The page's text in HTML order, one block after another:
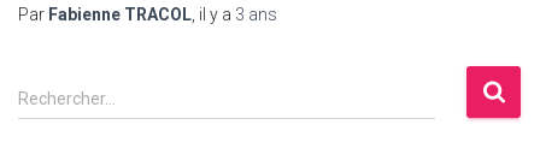
Par Fabienne TRACOL , il y a 3 ans
R
e
Rechercher…